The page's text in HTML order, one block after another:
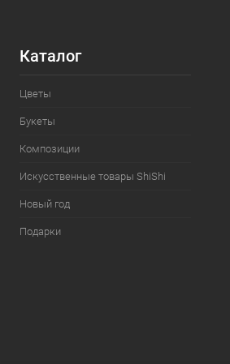
Каталог
Цветы
Букеты
Композиции
Искусственные товары ShiShi
Новый год
Подарки